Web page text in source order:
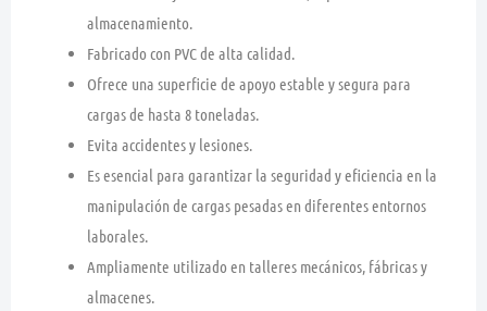
almacenamiento.
Fabricado con PVC de alta calidad.
Ofrece una superficie de apoyo estable y segura para
cargas de hasta 8 toneladas.
Evita accidentes y lesiones.
Es esencial para garantizar la seguridad y eficiencia en la
manipulación de cargas pesadas en diferentes entornos
laborales.
Ampliamente utilizado en talleres mecánicos, fábricas y
almacenes.